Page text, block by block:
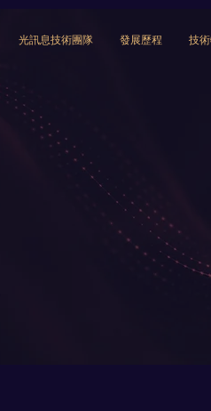
光訊息技術團隊 發展歷程 技